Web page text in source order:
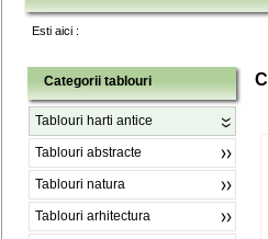
Esti aici :
Categorii tablouri
Tablouri harti antice
Tablouri abstracte
Tablouri natura
Tablouri arhitectura
C